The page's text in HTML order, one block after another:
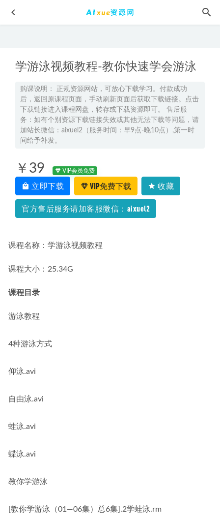
学游泳视频教程-教你快速学会游泳
购课说明： 正规资源网站，可放心下载学习。付款成功
后，返回原课程页面，手动刷新页面后获取下载链接。点击
下载链接进入课程网盘，转存或下载资源即可。 售后服
务：如有个别资源下载链接失效或其他无法下载等问题，请
加站长微信：aixuel2（服务时间：早9点-晚10点）,第一时
间给予补发。
￥39 VIP会员免费
立即下载 VIP免费下载 收藏
官方售后服务请加客服微信：aixuel2
课程名称：学游泳视频教程
课程大小：25.34G
课程目录
游泳教程
4种游泳方式
仰泳.avi
自由泳.avi
蛙泳.avi
蝶泳.avi
教你学游泳
[教你学游泳（01—06集）总6集].2学蛙泳.rm
高中化学网课教程猿辅导2022李霄君高三化学a+班高考一轮
复习视频教程+讲义全年班（暑假班+秋季班+寒假班+春季班）
2023-03-08
28
2025赵玉峰高三物理高考一轮二轮三轮复习全年班网课教程
2025-09-04
2024胡源数学网课24年高考胡源高三数学一轮复习视频教程
（暑假班+秋季班+知识视频）
和谐家庭必备 2021-04-17